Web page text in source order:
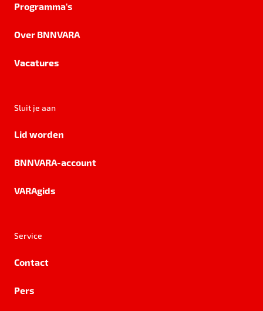
Programma's
Over BNNVARA
Vacatures
Sluit je aan
Lid worden
BNNVARA-account
VARAgids
Service
Contact
Pers